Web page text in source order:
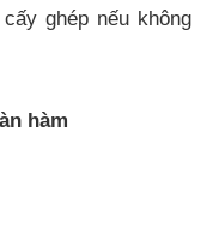
ghép nếu không
hàm